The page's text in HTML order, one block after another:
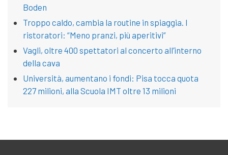
Boden
Troppo caldo, cambia la routine in spiaggia. I
ristoratori: “Meno pranzi, più aperitivi”
Vagli, oltre 400 spettatori al concerto all’interno
della cava
Università, aumentano i fondi: Pisa tocca quota
227 milioni, alla Scuola IMT oltre 13 milioni